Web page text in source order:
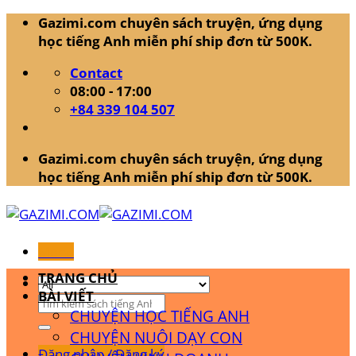
Skip
Gazimi.com chuyên sách truyện, ứng dụng
học tiếng Anh miễn phí ship đơn từ 500K.
Contact
08:00 - 17:00
+84 339 104 507
Gazimi.com chuyên sách truyện, ứng dụng
học tiếng Anh miễn phí ship đơn từ 500K.
Tìm
kiếm:
TRANG CHỦ
BÀI VIẾT
CHUYỆN HỌC TIẾNG ANH
CHUYỆN NUÔI DẠY CON